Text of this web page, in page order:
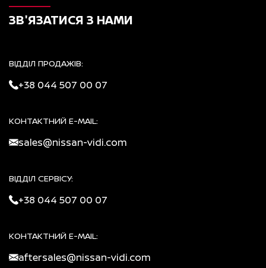
ЗВ'ЯЗАТИСЯ З НАМИ
ВІДДІЛ ПРОДАЖІВ:
+38 044 507 00 07
КОНТАКТНИЙ E-MAIL:
sales@nissan-vidi.com
ВІДДІЛ СЕРВІСУ:
+38 044 507 00 07
КОНТАКТНИЙ E-MAIL:
aftersales@nissan-vidi.com